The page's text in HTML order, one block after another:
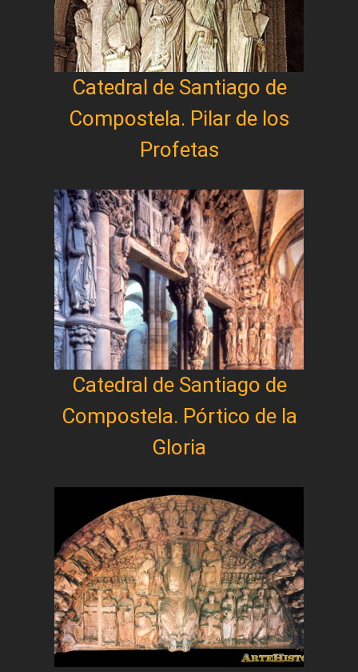
Catedral de Santiago de
Compostela. Pilar de los
Profetas
Catedral de Santiago de
Compostela. Pórtico de la
Gloria